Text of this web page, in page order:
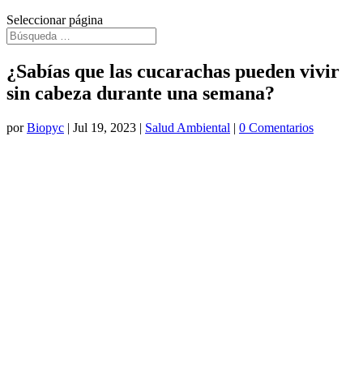
Seleccionar página
¿Sabías que las cucarachas pueden vivir
sin cabeza durante una semana?
porBiopyc | Jul 19, 2023 | Salud Ambiental | 0 Comentarios